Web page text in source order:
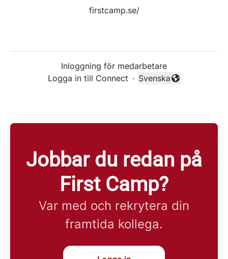
firstcamp.se/
Inloggning för medarbetare
Logga in till Connect ·
Byt språk
Svenska
Jobbar du redan på
First Camp?
Var med och rekrytera din
framtida kollega.